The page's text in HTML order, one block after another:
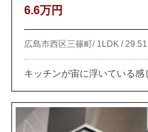
6.6万円
広島市西区三篠町/ 1LDK /29.51
キッチンが宙に浮いている感